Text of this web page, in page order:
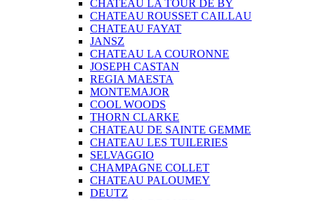
CHATEAU LA TOUR DE BY
CHATEAU ROUSSET CAILLAU
CHATEAU FAYAT
JANSZ
CHATEAU LA COURONNE
JOSEPH CASTAN
REGIA MAESTA
MONTEMAJOR
COOL WOODS
THORN CLARKE
CHATEAU DE SAINTE GEMME
CHATEAU LES TUILERIES
SELVAGGIO
CHAMPAGNE COLLET
CHATEAU PALOUMEY
DEUTZ